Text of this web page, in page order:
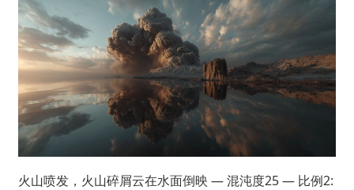
火山喷发，火山碎屑云在水面倒映 — 混沌度25 — 比例2: